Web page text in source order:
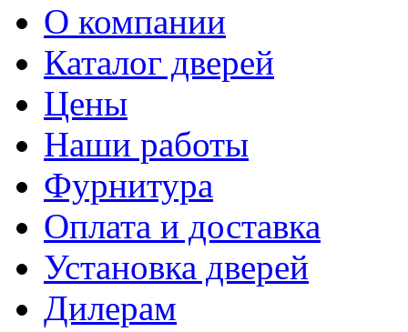
О компании
Каталог дверей
Цены
Наши работы
Фурнитура
Оплата и доставка
Установка дверей
Дилерам